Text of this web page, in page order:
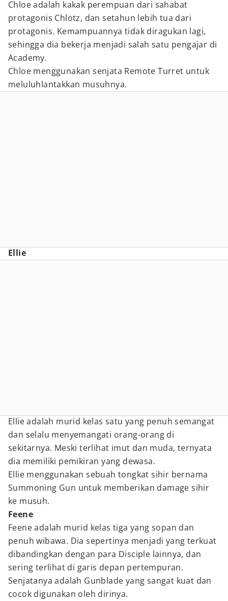
Chloe adalah kakak perempuan dari sahabat
protagonis Chlotz, dan setahun lebih tua dari
protagonis. Kemampuannya tidak diragukan lagi,
sehingga dia bekerja menjadi salah satu pengajar di
Academy.
Chloe menggunakan senjata Remote Turret untuk
meluluhlantakkan musuhnya.
Ellie
Ellie adalah murid kelas satu yang penuh semangat
dan selalu menyemangati orang-orang di
sekitarnya. Meski terlihat imut dan muda, ternyata
dia memiliki pemikiran yang dewasa.
Ellie menggunakan sebuah tongkat sihir bernama
Summoning Gun untuk memberikan damage sihir
ke musuh.
Feene
Feene adalah murid kelas tiga yang sopan dan
penuh wibawa. Dia sepertinya menjadi yang terkuat
dibandingkan dengan para Disciple lainnya, dan
sering terlihat di garis depan pertempuran.
Senjatanya adalah Gunblade yang sangat kuat dan
cocok digunakan oleh dirinya.